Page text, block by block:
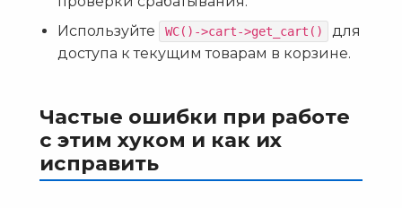
Используйте
WC()->cart->get_cart()
для
доступа к текущим товарам в корзине.
Частые ошибки при работе
с этим хуком и как их
исправить